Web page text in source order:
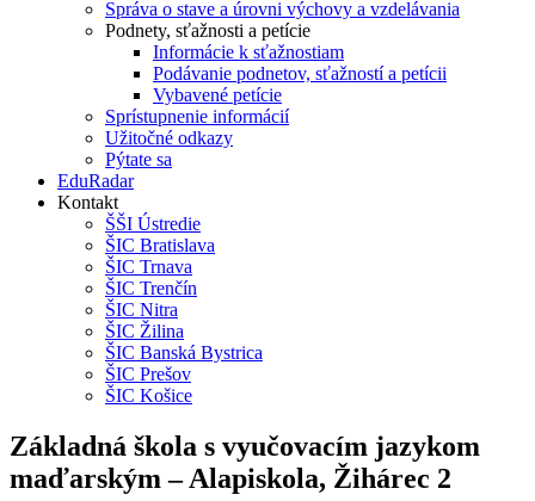
Správa o stave a úrovni výchovy a vzdelávania
Podnety, sťažnosti a petície
Informácie k sťažnostiam
Podávanie podnetov, sťažností a petícii
Vybavené petície
Sprístupnenie informácií
Užitočné odkazy
Pýtate sa
EduRadar
Kontakt
ŠŠI Ústredie
ŠIC Bratislava
ŠIC Trnava
ŠIC Trenčín
ŠIC Nitra
ŠIC Žilina
ŠIC Banská Bystrica
ŠIC Prešov
ŠIC Košice
Základná škola s vyučovacím jazykom
maďarským – Alapiskola, Žihárec 2